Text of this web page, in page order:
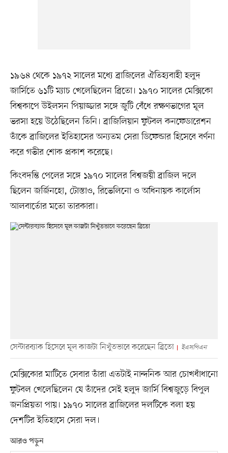
১৯৬৪ থেকে ১৯৭২ সালের মধ্যে ব্রাজিলের ঐতিহ্যবাহী হলুদ
জার্সিতে ৬১টি ম্যাচ খেলেছিলেন ব্রিতো। ১৯৭০ সালের মেক্সিকো
বিশ্বকাপে উইলসন পিয়াজ্জার সঙ্গে জুটি বেঁধে রক্ষণভাগের মূল
ভরসা হয়ে উঠেছিলেন তিনি। ব্রাজিলিয়ান ফুটবল কনফেডারেশন
তাঁকে ব্রাজিলের ইতিহাসের অন্যতম সেরা ডিফেন্ডার হিসেবে বর্ণনা
করে গভীর শোক প্রকাশ করেছে।
কিংবদন্তি পেলের সঙ্গে ১৯৭০ সালের বিশ্বজয়ী ব্রাজিল দলে
ছিলেন জর্জিনহো, টোস্তাও, রিভেলিনো ও অধিনায়ক কার্লোস
আলবার্তোর মতো তারকারা।
সেন্টারব্যাক হিসেবে মূল কাজটা নিখুঁতভাবে করেছেন ব্রিতো ইএসপিএন
মেক্সিকোর মাটিতে সেবার তাঁরা এতটাই নান্দনিক আর চোখধাঁধানো
ফুটবল খেলেছিলেন যে তাঁদের সেই হলুদ জার্সি বিশ্বজুড়ে বিপুল
জনপ্রিয়তা পায়। ১৯৭০ সালের ব্রাজিলের দলটিকে বলা হয়
দেশটির ইতিহাসে সেরা দল।
আরও পড়ুন